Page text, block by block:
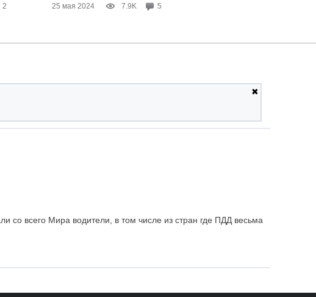
2 25 мая 2024 7.9K 5
✖
со всего Мира водители, в том числе из стран где ПДД весьма